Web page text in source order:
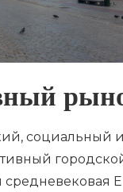
социальный и